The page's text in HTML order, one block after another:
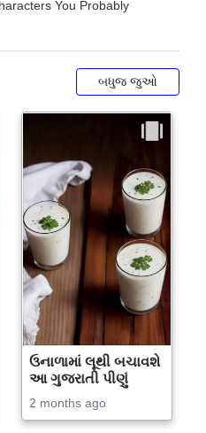
બધુજ જુઓ
ઉનાળામાં લૂથી બચાવશે
આ ગુજરાતી પીણું
2 months ago